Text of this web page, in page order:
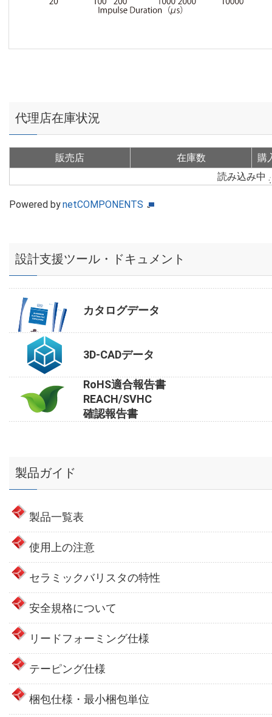
代理店在庫状況
販売店 在庫数
購
読み込み中
Powered bynetCOMPONENTS
設計支援ツール・ドキュメント
カタログデータ
3D-CADデータ
RoHS適合報告書
REACH/SVHC
確認報告書
製品ガイド
製品一覧表
使用上の注意
セラミックバリスタの特性
安全規格について
リードフォーミング仕様
テーピング仕様
梱包仕様・最小梱包単位